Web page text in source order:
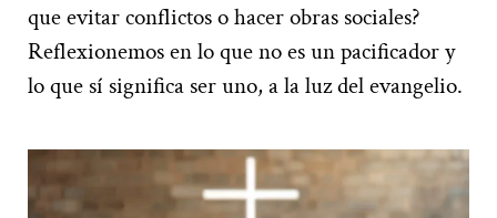
que evitar conflictos o hacer obras sociales?
Reflexionemos en lo que no es un pacificador y
lo que sí significa ser uno, a la luz del evangelio.